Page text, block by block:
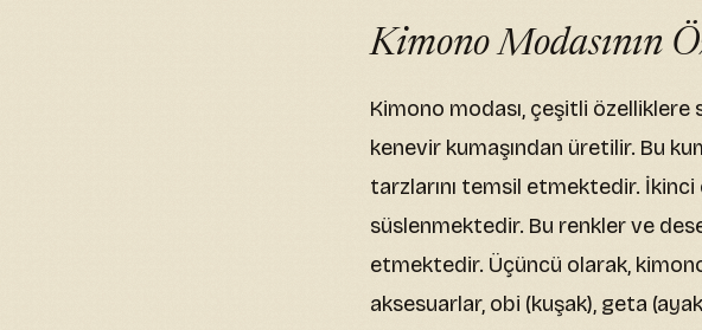
Kimono Modasının
Kimono modası, çeşitli
kenevir kumaşından üretilir. Bu
tarzlarını temsil etmektedir.
süslenmektedir. Bu renkler ve
etmektedir. Üçüncü olarak,
aksesuarlar, obi (kuşak), geta